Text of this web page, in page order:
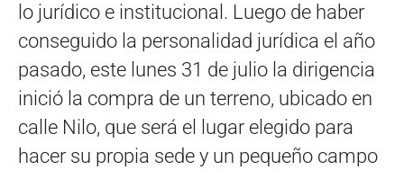
lo jurídico e institucional. Luego de haber
conseguido la personalidad jurídica el año
pasado, este lunes 31 de julio la dirigencia
inició la compra de un terreno, ubicado en
calle Nilo, que será el lugar elegido para
hacer su propia sede y un pequeño campo